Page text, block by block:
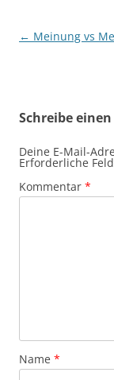
← Meinung vs
Schreibe
Deine E-Mail-
Erforderliche
Kommentar *
Name *